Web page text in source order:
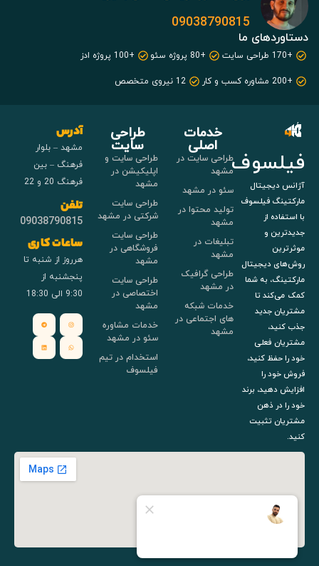
09038790815
دستاوردهای ما
+170 طراحی سایت +80 پروژه سئو
+100 پروژه ادز
+200 مشاوره کسب و کار
12 نیروی متخصص
فیلسوف
آژانس دیجیتال
مارکتینگ فیلسوف
با استفاده از
جدیدترین و
موثرترین
روش‌های دیجیتال
مارکتینگ، به شما
کمک می‌کند تا
مشتریان جدید
جذب کنید،
مشتریان فعلی
خود را حفظ کنید،
فروش خود را
افزایش دهید، برند
خود را در ذهن
مشتریان تثبیت
کنید.
خدمات
اصلی
طراحی سایت در
مشهد
سئو در مشهد
تولید محتوا در
مشهد
تبلیغات در
مشهد
طراحی گرافیک
در مشهد
خدمات شبکه
های اجتماعی در
مشهد
طراحی
سایت
طراحی سایت و
اپلیکیشن در
مشهد
طراحی سایت
شرکتی در مشهد
طراحی سایت
فروشگاهی در
مشهد
طراحی سایت
اختصاصی در
مشهد
خدمات مشاوره
سئو در مشهد
استخدام در تیم
فیلسوف
آدرس
مشهد – بلوار
فرهنگ – بین
فرهنگ 20 و 22
تلفن
09038790815
ساعات کاری
هرروز از شنبه تا
پنجشنبه از
9:30 الی 18:30